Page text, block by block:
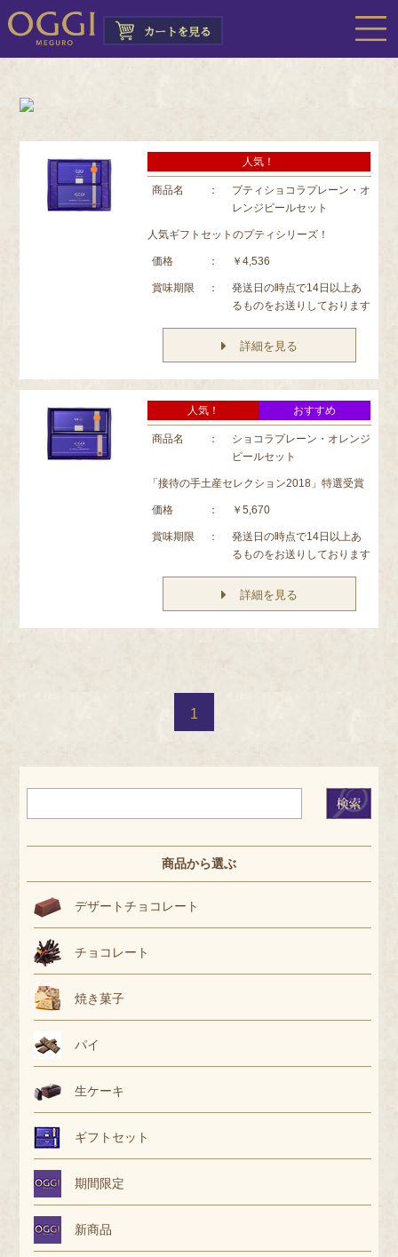
人気！
商品名 ：
プティショコラプレーン・オ
レンジピールセット
人気ギフトセットのプティシリーズ！
価格 ： ￥4,536
賞味期限 ：
発送日の時点で14日以上あ
るものをお送りしております
詳細を見る
人気！ おすすめ
商品名 ：
ショコラプレーン・オレンジ
ピールセット
「接待の手土産セレクション2018」特選受賞
価格 ： ￥5,670
賞味期限 ：
発送日の時点で14日以上あ
るものをお送りしております
詳細を見る
1
商品から選ぶ
デザートチョコレート
チョコレート
焼き菓子
パイ
生ケーキ
ギフトセット
期間限定
新商品